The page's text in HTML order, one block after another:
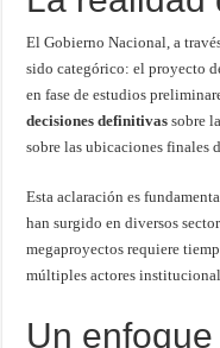
El Gobierno Nacional, a
sido categórico: el proyecto
en fase de estudios
decisiones definitivas sobre
sobre las ubicaciones finales
Esta aclaración es
han surgido en diversos
megaproyectos requiere
múltiples actores
Un